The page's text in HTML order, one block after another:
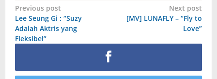
Post
navigation
Previous post
Lee Seung Gi : “Suzy
Adalah Aktris yang
Fleksibel”
Next post
[MV] LUNAFLY – “Fly to
Love”